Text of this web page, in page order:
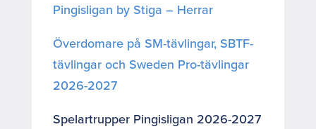
Pingisligan by Stiga – Herrar
Överdomare på SM-tävlingar, SBTF-
tävlingar och Sweden Pro-tävlingar
2026-2027
Spelartrupper Pingisligan 2026-2027